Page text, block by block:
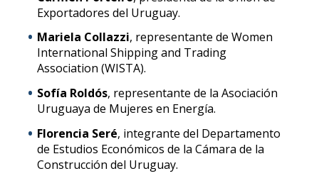
Exportadores del Uruguay.
Mariela Collazzi, representante de Women
International Shipping and Trading
Association (WISTA).
Sofía Roldós, representante de la Asociación
Uruguaya de Mujeres en Energía.
Florencia Seré, integrante del Departamento
de Estudios Económicos de la Cámara de la
Construcción del Uruguay.